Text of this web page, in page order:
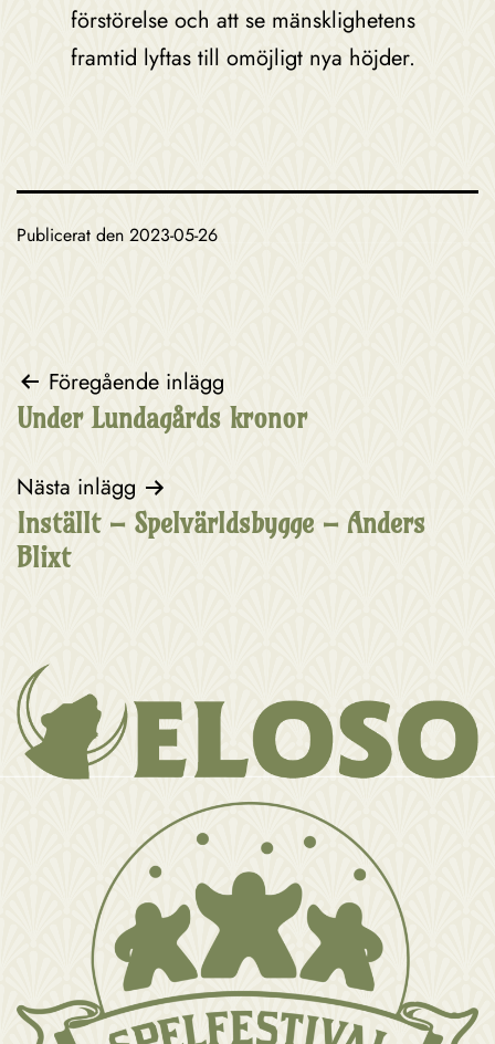
förstörelse och att se mänsklighetens
framtid lyftas till omöjligt nya höjder.
Publicerat den 2023-05-26
Inläggsnavigering
Föregående inlägg
Under Lundagårds kronor
Nästa inlägg
Inställt – Spelvärldsbygge – Anders
Blixt